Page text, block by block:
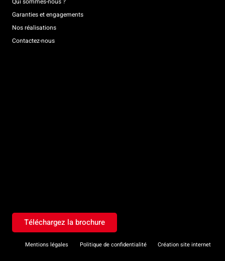
Garanties et engagements
Nos réalisations
Contactez-nous
Téléchargez la brochure
Mentions légales Politique de confidentialité Création site internet